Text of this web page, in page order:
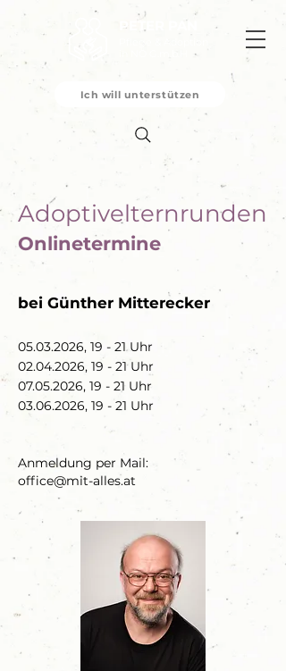
PETER PAN
Ich will unterstützen
Adoptivelternrunden
Onlinetermine
bei Günther Mitterecker
05.03.2026, 19 - 21 Uhr
02.04.2026, 19 - 21 Uhr
07.05.2026, 19 - 21 Uhr
03.06.2026, 19 - 21 Uhr
Anmeldung per Mail:
office@mit-alles.at